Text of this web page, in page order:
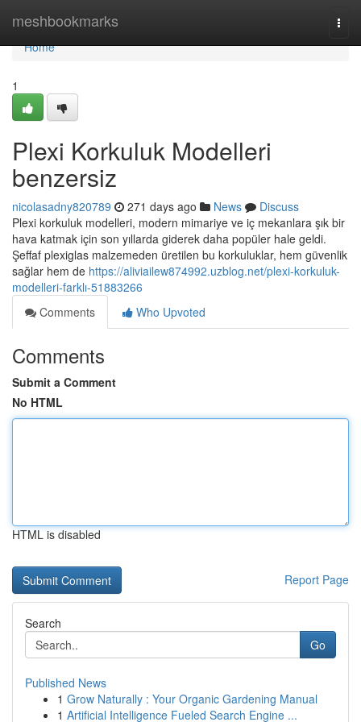
meshbookmarks
Home
Home
1
Plexi Korkuluk Modelleri
benzersiz
nicolasadny820789 271 days ago News
Discuss
Plexi korkuluk modelleri, modern mimariye ve iç mekanlara şık bir
hava katmak için son yıllarda giderek daha popüler hale geldi.
Şeffaf plexiglas malzemeden üretilen bu korkuluklar, hem güvenlik
sağlar hem de https://aliviailew874992.uzblog.net/plexi-korkuluk-
modelleri-farklı-51883266
Comments
Who Upvoted
Comments
Submit a Comment
No HTML
HTML is disabled
Report Page
Search
Go
Published News
1 Grow Naturally : Your Organic Gardening Manual
1 Artificial Intelligence Fueled Search Engine ...